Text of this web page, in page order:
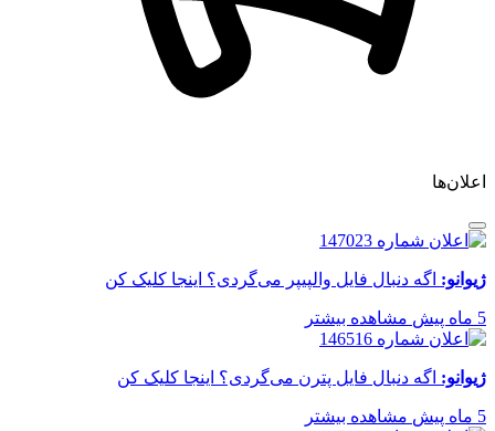
اعلان‌ها
ژیوانو: اگه دنبال فایل والپیپر می‌گردی؟ اینجا کلیک کن
5 ماه پیش مشاهده بیشتر
ژیوانو: اگه دنبال فایل پترن می‌گردی؟ اینجا کلیک کن
5 ماه پیش مشاهده بیشتر